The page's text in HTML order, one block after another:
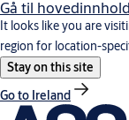
Gå til hovedinnhold
It looks like you are
region for location-
Stay on this site
Go to Ireland